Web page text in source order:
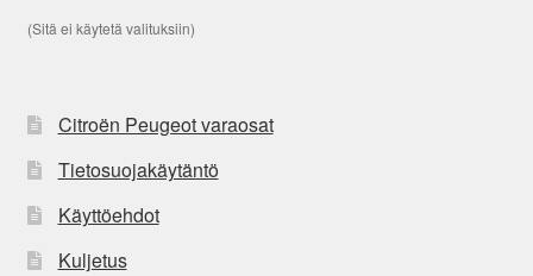
(Sitä ei käytetä valituksiin)
Citroën Peugeot varaosat
Tietosuojakäytäntö
Käyttöehdot
Kuljetus